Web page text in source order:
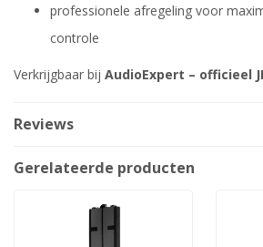
professionele afregeling voor
controle
Verkrijgbaar bij AudioExpert – officieel
Reviews
Gerelateerde producten